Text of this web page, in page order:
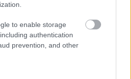
to enable storage
authentication
prevention, and other